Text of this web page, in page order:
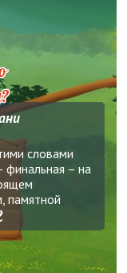
словами
финальная – на
памятной